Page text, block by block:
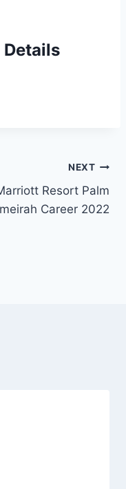
Details
NEXT
Resort Palm
Career 2022